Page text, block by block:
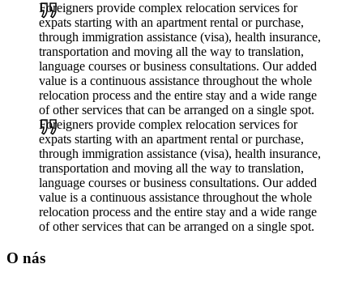
Foreigners provide complex relocation services for
expats starting with an apartment rental or purchase,
through immigration assistance (visa), health insurance,
transportation and moving all the way to translation,
language courses or business consultations. Our added
value is a continuous assistance throughout the whole
relocation process and the entire stay and a wide range
of other services that can be arranged on a single spot.
Foreigners provide complex relocation services for
expats starting with an apartment rental or purchase,
through immigration assistance (visa), health insurance,
transportation and moving all the way to translation,
language courses or business consultations. Our added
value is a continuous assistance throughout the whole
relocation process and the entire stay and a wide range
of other services that can be arranged on a single spot.
O nás